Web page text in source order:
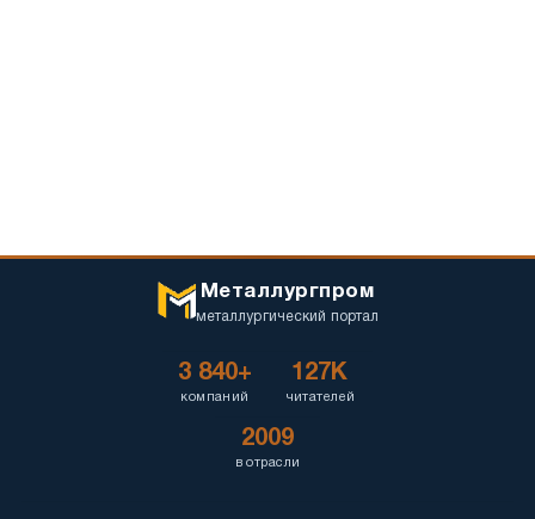
Металлургпром
металлургический портал
3 840+
компаний
127K
читателей
2009
в отрасли